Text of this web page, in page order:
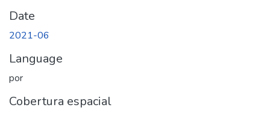
Date
2021-06
Language
por
Cobertura espacial